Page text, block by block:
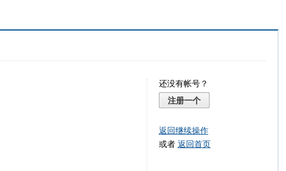
还没有帐号？
注册一个
返回继续操作
或者 返回首页